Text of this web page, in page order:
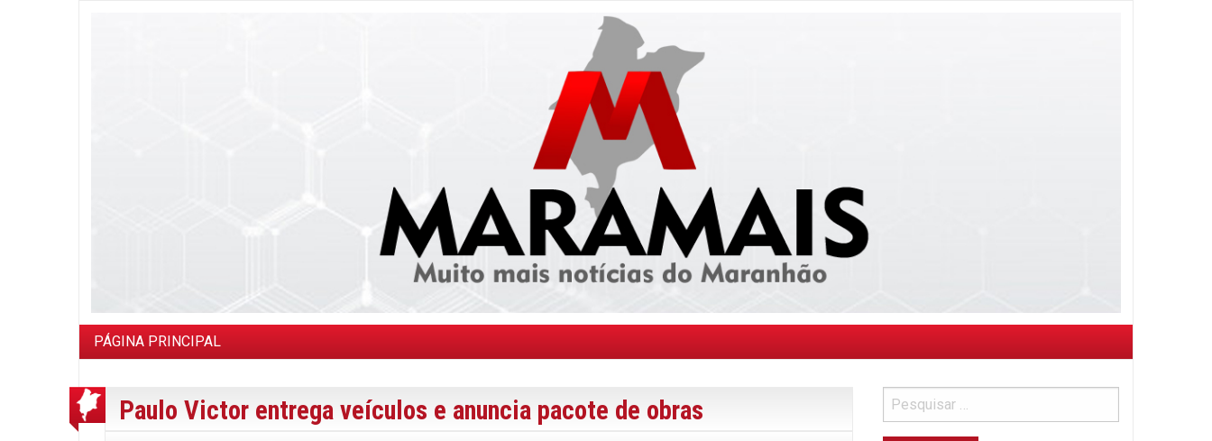
PÁGINA PRINCIPAL
Paulo Victor entrega veículos e anuncia pacote de obras